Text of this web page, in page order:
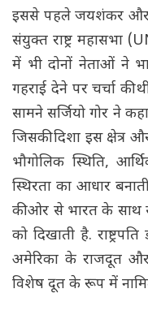
इससे पहले जयशंकर और
संयुक्त राष्ट्र महासभा
में भी दोनों नेताओं ने
गहराई देने पर चर्चा की
सामने सर्जियो गोर ने
जिसकी दिशा इस
भौगोलिक स्थिति,
स्थिरता का आधार
की ओर से भारत के
को दिखाती है.
अमेरिका के राजदूत
विशेष दूत के रूप में